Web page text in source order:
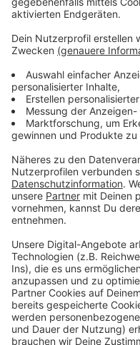
Anzeige
gehen. Weil er sich am
gemeldet hat, sucht
Unfallverursacherin
Wenn ihr
telefonisch unter
Anzeige
Anzeige